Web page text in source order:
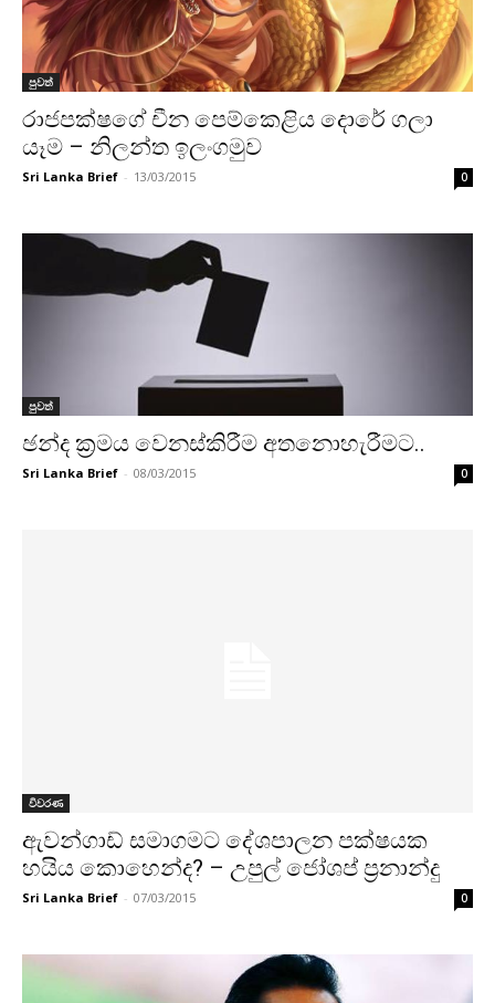
පුවත්
රාජපක්ෂගේ චීන පෙම්කෙළිය දොරේ ගලා
යෑම – නිලන්ත ඉලංගමුව
Sri Lanka Brief - 13/03/2015 0
පුවත්
ඡන්ද ක‍්‍රමය වෙනස්කිරීම අතනොහැරීමට..
Sri Lanka Brief - 08/03/2015 0
විවරණ
ඇවන්ගාඩ් සමාගමට දේශපාලන පක්ෂයක
හයිය කොහෙන්ද? – උපුල් ජෝශප් ප්‍රනාන්දු
Sri Lanka Brief - 07/03/2015 0